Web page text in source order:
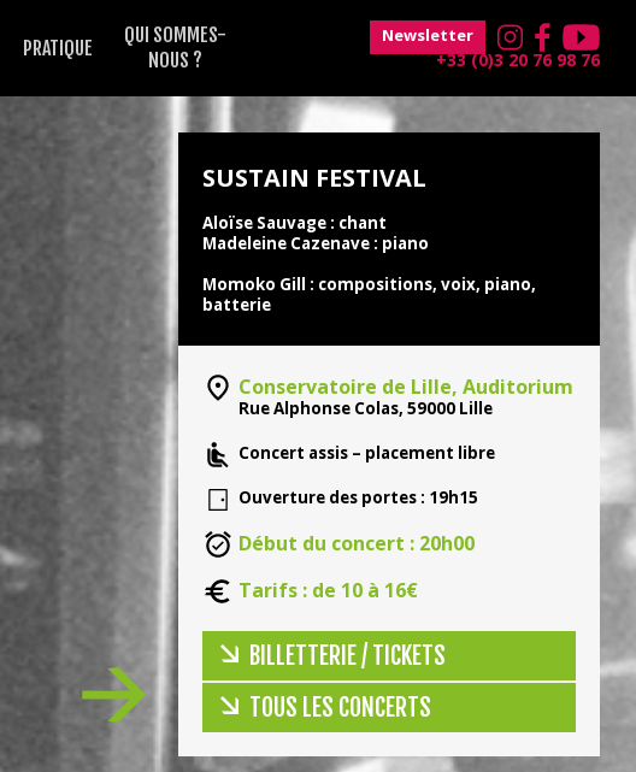
PRATIQUE
QUI SOMMES-
NOUS ?
Newsletter
+33 (0)3 20 76 98 76
SUSTAIN FESTIVAL
Aloïse Sauvage : chant
Madeleine Cazenave : piano
Momoko Gill : compositions, voix, piano,
batterie
Conservatoire de Lille, Auditorium
Rue Alphonse Colas, 59000 Lille
Concert assis – placement libre
Ouverture des portes : 19h15
Début du concert : 20h00
Tarifs : de 10 à 16€
BILLETTERIE / TICKETS
TOUS LES CONCERTS